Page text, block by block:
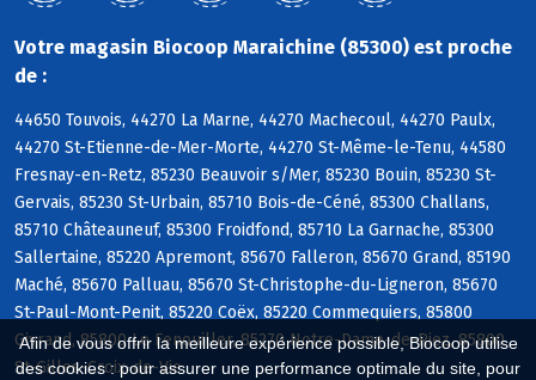
Afin de vous offrir la meilleure expérience possible, Biocoop utilise
des cookies : pour assurer une performance optimale du site, pour
Votre magasin Biocoop Maraichine (85300) est proche
de :
44650 Touvois, 44270 La Marne, 44270 Machecoul, 44270 Paulx,
44270 St-Etienne-de-Mer-Morte, 44270 St-Même-le-Tenu, 44580
Fresnay-en-Retz, 85230 Beauvoir s/Mer, 85230 Bouin, 85230 St-
Gervais, 85230 St-Urbain, 85710 Bois-de-Céné, 85300 Challans,
85710 Châteauneuf, 85300 Froidfond, 85710 La Garnache, 85300
Sallertaine, 85220 Apremont, 85670 Falleron, 85670 Grand, 85190
Maché, 85670 Palluau, 85670 St-Christophe-du-Ligneron, 85670
St-Paul-Mont-Penit, 85220 Coëx, 85220 Commequiers, 85800
Givrand, 85800 Le Fenouiller, 85270 Notre-Dame-de-Riez, 85800
St-Gilles-Croix-de-Vie